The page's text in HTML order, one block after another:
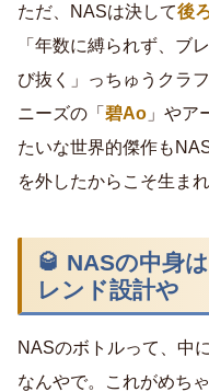
ただ、NASは決して後
「年数に縛られず、ブ
び抜く」っちゅうクラ
ニーズの「 碧Ao 」やア
たいな世界的傑作も
を外したからこそ生ま
🥃 NASの中身
レンド設計や
NASのボトルって、中
なんやで。これがめち